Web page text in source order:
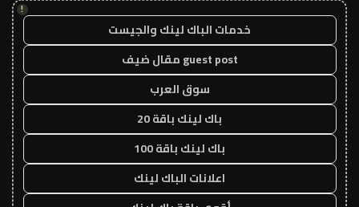
!
خدمات الباك لينك والجيست
guest post مقال ضيف
سوق العرب
باك لينك باقة 20
باك لينك باقة 100
اعلانات الباك لينك